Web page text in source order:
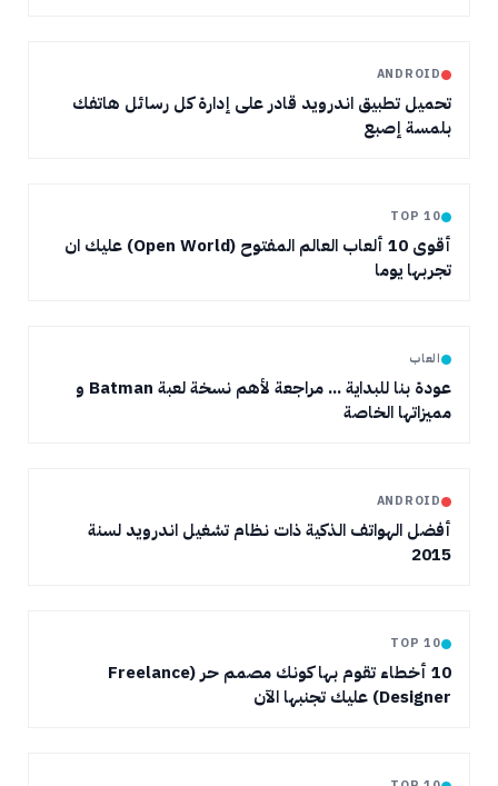
ANDROID
تحميل تطبيق اندرويد قادر على إدارة كل رسائل هاتفك
بلمسة إصبع
TOP 10
أقوى 10 ألعاب العالم المفتوح (Open World) عليك ان
تجربها يوما
العاب
عودة بنا للبداية ... مراجعة لأهم نسخة لعبة Batman و
مميزاتها الخاصة
ANDROID
أفضل الهواتف الذكية ذات نظام تشغيل اندرويد لسنة
2015
TOP 10
10 أخطاء تقوم بها كونك مصمم حر (Freelance
Designer) عليك تجنبها الآن